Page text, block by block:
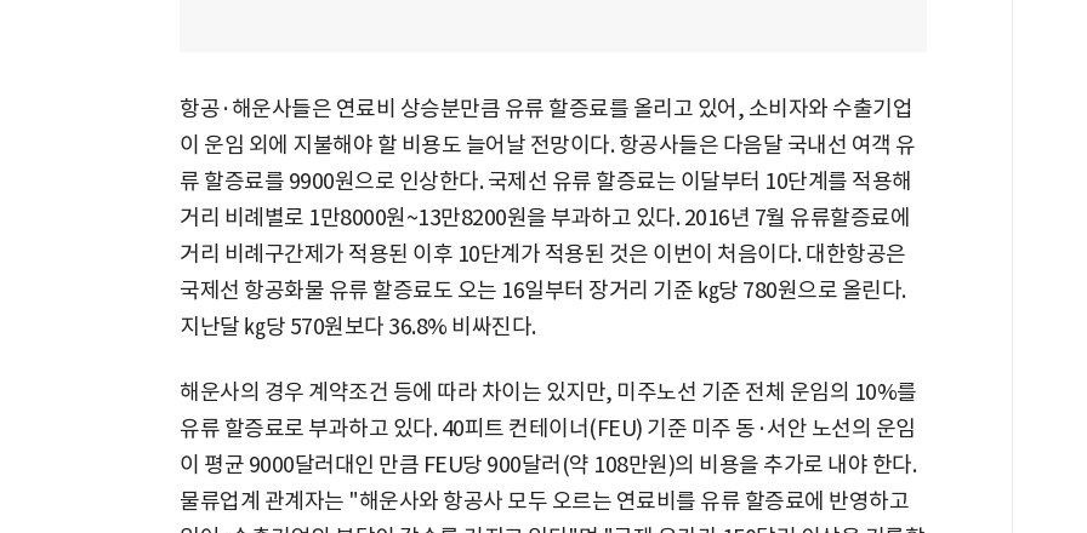
항공·해운사들은 연료비 상승분만큼 유류 할증료를 올리고 있어, 소비자와 수출기업
이 운임 외에 지불해야 할 비용도 늘어날 전망이다. 항공사들은 다음달 국내선 여객 유
류 할증료를 9900원으로 인상한다. 국제선 유류 할증료는 이달부터 10단계를 적용해
거리 비례별로 1만8000원~13만8200원을 부과하고 있다. 2016년 7월 유류할증료에
거리 비례구간제가 적용된 이후 10단계가 적용된 것은 이번이 처음이다. 대한항공은
국제선 항공화물 유류 할증료도 오는 16일부터 장거리 기준 ㎏당 780원으로 올린다.
지난달 ㎏당 570원보다 36.8% 비싸진다.
해운사의 경우 계약조건 등에 따라 차이는 있지만, 미주노선 기준 전체 운임의 10%를
유류 할증료로 부과하고 있다. 40피트 컨테이너(FEU) 기준 미주 동·서안 노선의 운임
이 평균 9000달러대인 만큼 FEU당 900달러(약 108만원)의 비용을 추가로 내야 한다.
물류업계 관계자는 "해운사와 항공사 모두 오르는 연료비를 유류 할증료에 반영하고